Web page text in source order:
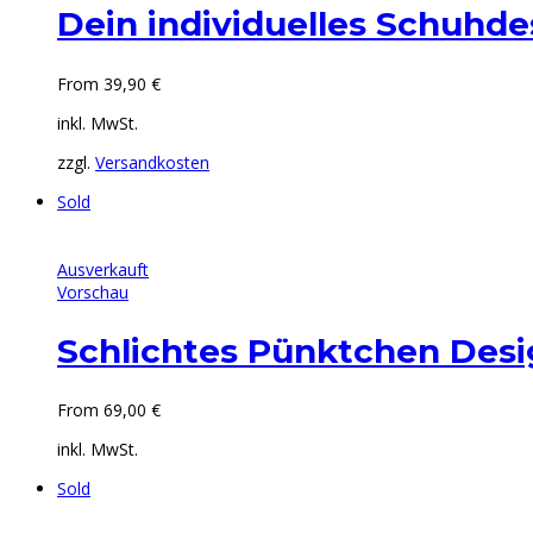
Dein individuelles
From 39,90 €
inkl. MwSt.
zzgl. Versandkosten
Sold
Ausverkauft
Vorschau
Schlichtes Pünktchen
From 69,00 €
inkl. MwSt.
Sold